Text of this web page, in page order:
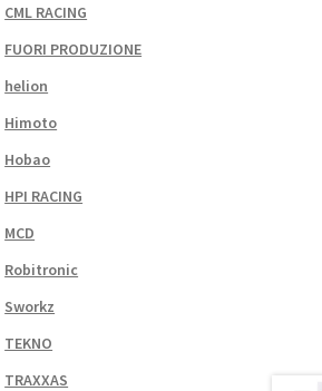
CML RACING
FUORI PRODUZIONE
helion
Himoto
Hobao
HPI RACING
MCD
Robitronic
Sworkz
TEKNO
TRAXXAS